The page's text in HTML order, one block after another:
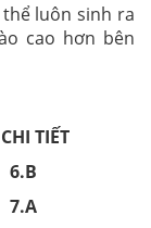
luôn sinh ra
cao hơn bên
TIẾT
6.B
7.A